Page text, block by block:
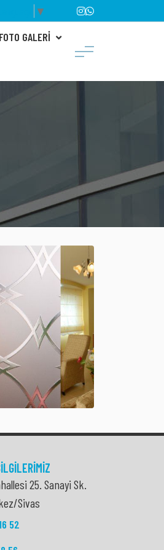
▼
FOTO GALERI
25. Sanayi Sk.
Sivas
52